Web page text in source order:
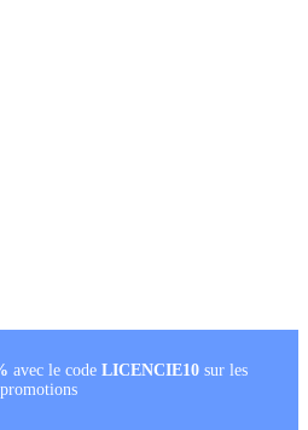
avec le code LICENCIE10 sur les